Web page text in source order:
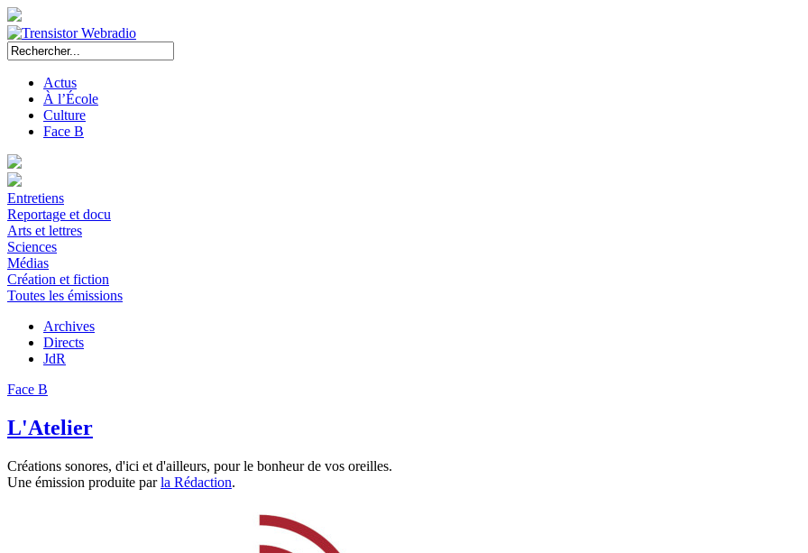
Actus
À l’École
Culture
Face B
Entretiens
Reportage et docu
Arts et lettres
Sciences
Médias
Création et fiction
Toutes les émissions
Archives
Directs
JdR
Face B
L'Atelier
Créations sonores, d'ici et d'ailleurs, pour le bonheur de vos oreilles.
Une émission produite parla Rédaction.